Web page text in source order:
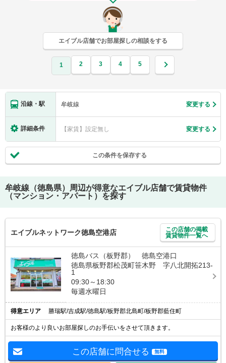
エイブル店舗でお部屋探しの相談をする
1 2 3 4 5
沿線・駅 牟岐線 変更する
詳細条件 【家賃】設定無し 変更する
この条件を保存する
牟岐線（徳島県）
周辺が得意なエイブル店舗で賃貸物件
（マンション・アパート）を探す
エイブルネットワーク徳島空港店
この店舗の掲載
賃貸物件一覧へ
徳島バス（板野郡） 徳島空港口
徳島県板野郡松茂町笹木野 字八北開拓213-
1
09:30～18:30
毎週水曜日
得意エリア 勝瑞駅/吉成駅/徳島駅/板野郡北島町/板野郡藍住町
お客様のより良いお部屋探しのお手伝いをさせて頂きます。
この店舗に問合せる 無料